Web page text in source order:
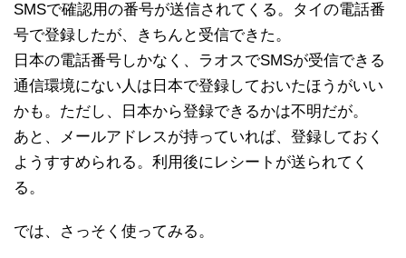
SMSで確認用の番号が送信されてくる。タイの電話番
号で登録したが、きちんと受信できた。
日本の電話番号しかなく、ラオスでSMSが受信できる
通信環境にない人は日本で登録しておいたほうがいい
かも。ただし、日本から登録できるかは不明だが。
あと、メールアドレスが持っていれば、登録しておく
ようすすめられる。利用後にレシートが送られてく
る。
では、さっそく使ってみる。